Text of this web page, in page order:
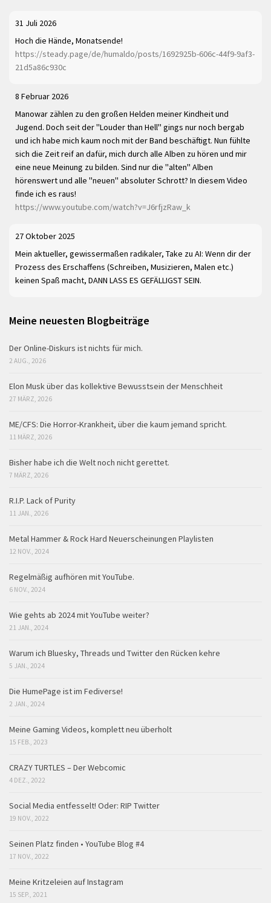
31 Juli 2026
Hoch die Hände, Monatsende!
https://steady.page/de/humaldo/posts/1692925b-606c-44f9-9af3-
21d5a86c930c
8 Februar 2026
Manowar zählen zu den großen Helden meiner Kindheit und
Jugend. Doch seit der "Louder than Hell" gings nur noch bergab
und ich habe mich kaum noch mit der Band beschäftigt. Nun fühlte
sich die Zeit reif an dafür, mich durch alle Alben zu hören und mir
eine neue Meinung zu bilden. Sind nur die "alten" Alben
hörenswert und alle "neuen" absoluter Schrott? In diesem Video
finde ich es raus!
https://www.youtube.com/watch?v=J6rfjzRaw_k
27 Oktober 2025
Mein aktueller, gewissermaßen radikaler, Take zu AI: Wenn dir der
Prozess des Erschaffens (Schreiben, Musizieren, Malen etc.)
keinen Spaß macht, DANN LASS ES GEFÄLLIGST SEIN.
Meine neuesten Blogbeiträge
Der Online-Diskurs ist nichts für mich.
2 AUG., 2026
Elon Musk über das kollektive Bewusstsein der Menschheit
27 MÄRZ, 2026
ME/CFS: Die Horror-Krankheit, über die kaum jemand spricht.
11 MÄRZ, 2026
Bisher habe ich die Welt noch nicht gerettet.
7 MÄRZ, 2026
R.I.P. Lack of Purity
11 JAN., 2026
Metal Hammer & Rock Hard Neuerscheinungen Playlisten
12 NOV., 2024
Regelmäßig aufhören mit YouTube.
6 NOV., 2024
Wie gehts ab 2024 mit YouTube weiter?
21 JAN., 2024
Warum ich Bluesky, Threads und Twitter den Rücken kehre
5 JAN., 2024
Die HumePage ist im Fediverse!
2 JAN., 2024
Meine Gaming Videos, komplett neu überholt
15 FEB., 2023
CRAZY TURTLES – Der Webcomic
4 DEZ., 2022
Social Media entfesselt! Oder: RIP Twitter
19 NOV., 2022
Seinen Platz finden • YouTube Blog #4
17 NOV., 2022
Meine Kritzeleien auf Instagram
15 SEP., 2021